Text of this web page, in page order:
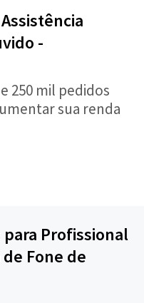
-
250 mil pedidos
sua renda
Profissional
Fone de